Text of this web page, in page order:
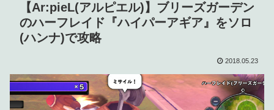
【Ar:pieL(アルピエル)】ブリーズガーデン
のハーフレイド『ハイパーアギア』をソロ
(ハンナ)で攻略
2018.05.23